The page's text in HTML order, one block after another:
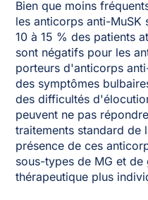
Bien que moins
les anticorps anti-MuSK
10 à 15 % des patients
sont négatifs pour les
porteurs d'anticorps
des symptômes
des difficultés
peuvent ne pas
traitements standard de
présence de ces
sous-types de MG et
thérapeutique plus